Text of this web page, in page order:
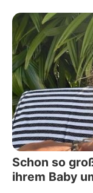
Schon so
ihrem Baby